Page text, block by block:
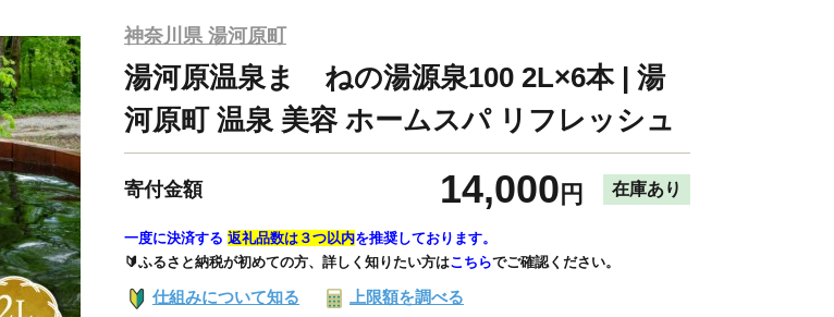
神奈川県 湯河原町
湯河原温泉まゝねの湯源泉100 2L×6本 | 湯
河原町 温泉 美容 ホームスパ リフレッシュ
寄付金額 14,000 円 在庫あり
一度に決済する 返礼品数は３つ以内を推奨しております。
🔰ふるさと納税が初めての方、詳しく知りたい方はこちらでご確認ください。
仕組みについて知る 上限額を調べる